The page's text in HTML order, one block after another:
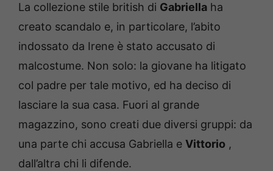
La collezione stile british di Gabriella ha
creato scandalo e, in particolare, l’abito
indossato da Irene è stato accusato di
malcostume. Non solo: la giovane ha litigato
col padre per tale motivo, ed ha deciso di
lasciare la sua casa. Fuori al grande
magazzino, sono creati due diversi gruppi: da
una parte chi accusa Gabriella e Vittorio ,
dall’altra chi li difende.